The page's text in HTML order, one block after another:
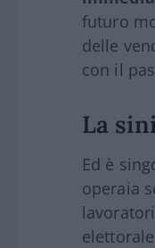
futuro
delle
con il
La
Ed è
operaia